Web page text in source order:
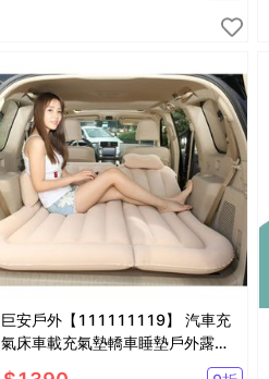
巨安戶外【111111119】 汽車充
氣床車載充氣墊轎車睡墊戶外露營